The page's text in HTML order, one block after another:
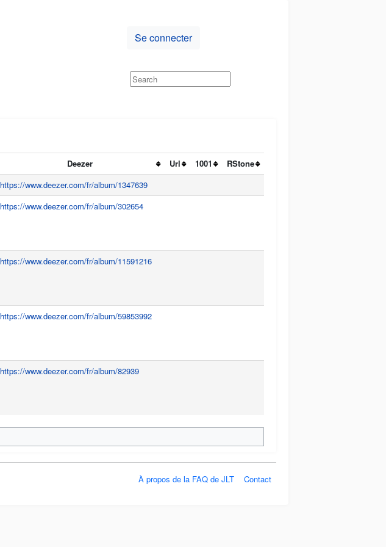
Se connecter
Deezer Url 1001
RStone
https://www.deezer.com/fr/album/1347639
https://www.deezer.com/fr/album/302654
https://www.deezer.com/fr/album/11591216
https://www.deezer.com/fr/album/59853992
https://www.deezer.com/fr/album/82939
À propos de la FAQ de JLT Contact